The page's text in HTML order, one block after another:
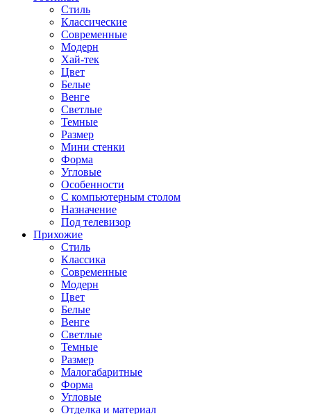
Стиль
Классические
Современные
Модерн
Хай-тек
Цвет
Белые
Венге
Светлые
Темные
Размер
Мини стенки
Форма
Угловые
Особенности
С компьютерным столом
Назначение
Под телевизор
Прихожие
Стиль
Классика
Современные
Модерн
Цвет
Белые
Венге
Светлые
Темные
Размер
Малогабаритные
Форма
Угловые
Отделка и материал